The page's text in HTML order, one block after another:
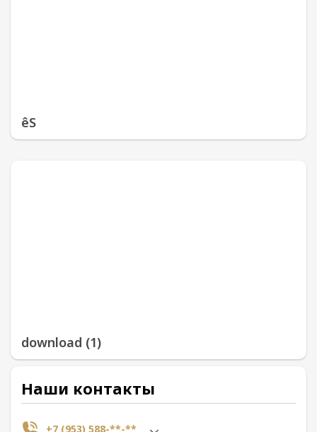
êS
download (1)
Наши контакты
+7 (953) 588-**-**